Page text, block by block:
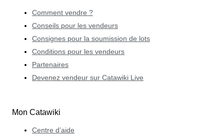
Comment vendre ?
Conseils pour les vendeurs
Consignes pour la soumission de lots
Conditions pour les vendeurs
Partenaires
Devenez vendeur sur Catawiki Live
Mon Catawiki
Centre d’aide